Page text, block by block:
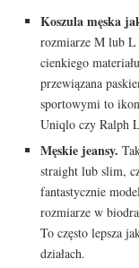
Koszula męska
rozmiarze M lub
cienkiego
przewiązana
sportowymi to
Uniqlo czy Ralph
Męskie jeansy.
straight lub slim,
fantastycznie
rozmiarze w
To często lepsza
działach.